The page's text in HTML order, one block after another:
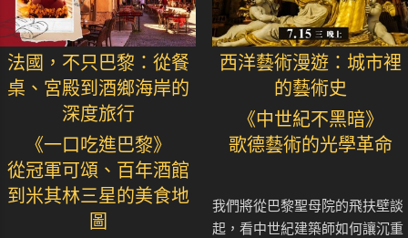
法國，不只巴黎：從餐
桌、宮殿到酒鄉海岸的
深度旅行
《一口吃進巴黎》
從冠軍可頌、百年酒館
到米其林三星的美食地
圖
西洋藝術漫遊：城市裡
的藝術史
《中世紀不黑暗》
歌德藝術的光學革命
我們將從巴黎聖母院的飛扶壁談
起，看中世紀建築師如何讓沉重